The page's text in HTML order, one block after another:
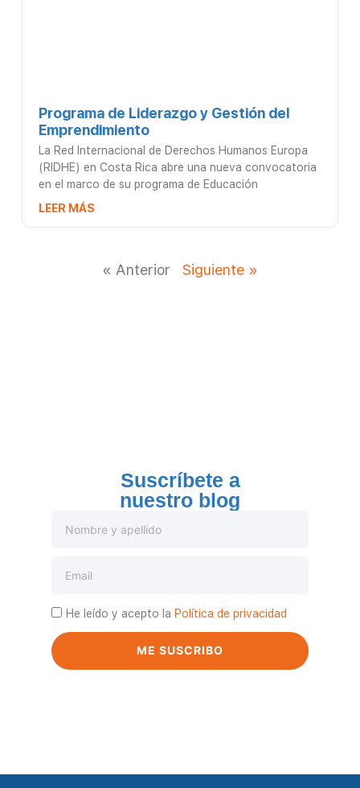
Programa de Liderazgo y Gestión del
Emprendimiento
La Red Internacional de Derechos Humanos Europa
(RIDHE) en Costa Rica abre una nueva convocatoria
en el marco de su programa de Educación
LEER MÁS
« Anterior Siguiente »
Suscríbete a
nuestro blog
He leído y acepto la Política de privacidad
ME SUSCRIBO